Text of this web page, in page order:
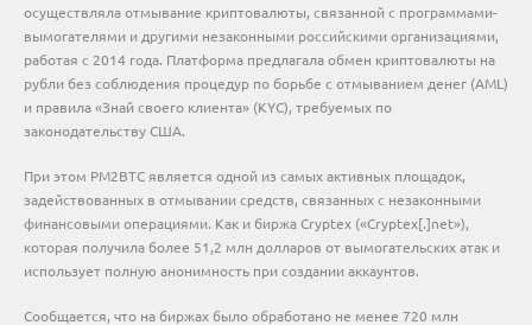
осуществляла отмывание криптовалюты, связанной с программами-
вымогателями и другими незаконными российскими организациями,
работая с 2014 года. Платформа предлагала обмен криптовалюты на
рубли без соблюдения процедур по борьбе с отмыванием денег (AML)
и правила «Знай своего клиента» (KYC), требуемых по
законодательству США.
При этом PM2BTC является одной из самых активных площадок,
задействованных в отмывании средств, связанных с незаконными
финансовыми операциями. Как и биржа Cryptex («Cryptex[.]net»),
которая получила более 51,2 млн долларов от вымогательских атак и
использует полную анонимность при создании аккаунтов.
Сообщается, что на биржах было обработано не менее 720 млн